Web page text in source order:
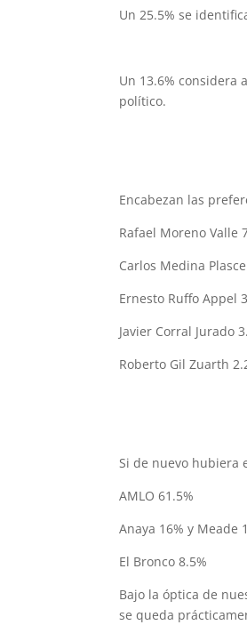
Un 25.5% se
Un 13.6% considera
político.
Encabezan las
Rafael Moreno Valle
Carlos Medina
Ernesto Ruffo Appel
Javier Corral Jurado
Roberto Gil Zuarth
Si de nuevo hubiera
AMLO 61.5%
Anaya 16% y Meade
El Bronco 8.5%
Bajo la óptica de
se queda